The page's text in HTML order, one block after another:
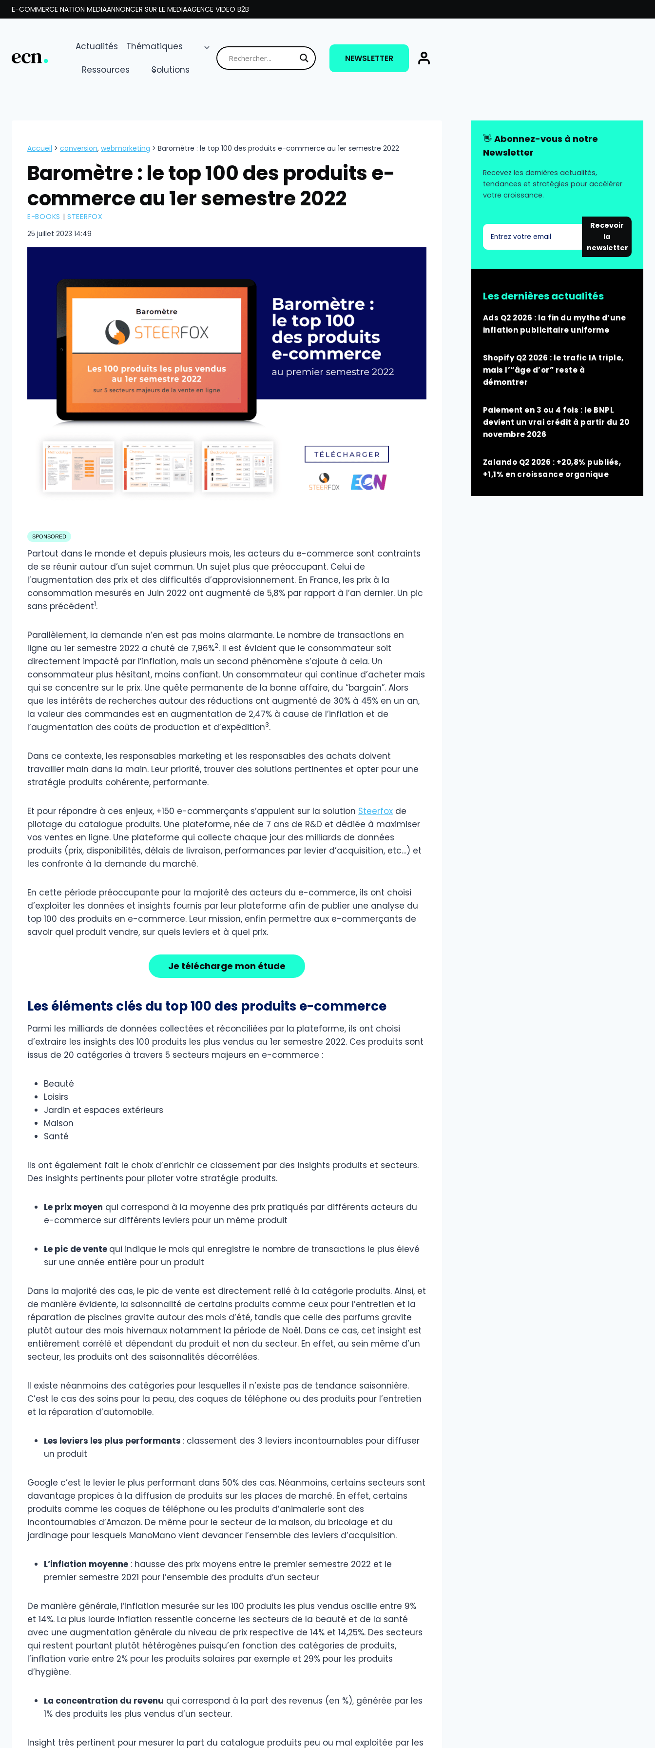
Aller
au
E-COMMERCE NATION MEDIAANNONCER SUR LE MEDIAAGENCE VIDEO B2B
Actualités
Thématiques
Ressources
Solutions
NEWSLETTER
Accueil > conversion, webmarketing > Baromètre : le top 100 des produits e-commerce au 1er semestre 2022
Baromètre : le top 100 des produits e-
commerce au 1er semestre 2022
E-BOOKS |STEERFOX
25 juillet 2023 14:49
SPONSORED
Partout dans le monde et depuis plusieurs mois, les acteurs du e-commerce sont contraints
de se réunir autour d’un sujet commun. Un sujet plus que préoccupant. Celui de
l’augmentation des prix et des difficultés d’approvisionnement. En France, les prix à la
consommation mesurés en Juin 2022 ont augmenté de 5,8% par rapport à l’an dernier. Un pic
sans précédent1.
Parallèlement, la demande n’en est pas moins alarmante. Le nombre de transactions en
ligne au 1er semestre 2022 a chuté de 7,96%2. Il est évident que le consommateur soit
directement impacté par l’inflation, mais un second phénomène s’ajoute à cela. Un
consommateur plus hésitant, moins confiant. Un consommateur qui continue d’acheter mais
qui se concentre sur le prix. Une quête permanente de la bonne affaire, du “bargain”. Alors
que les intérêts de recherches autour des réductions ont augmenté de 30% à 45% en un an,
la valeur des commandes est en augmentation de 2,47% à cause de l’inflation et de
l’augmentation des coûts de production et d’expédition3.
Dans ce contexte, les responsables marketing et les responsables des achats doivent
travailler main dans la main. Leur priorité, trouver des solutions pertinentes et opter pour une
stratégie produits cohérente, performante.
Et pour répondre à ces enjeux, +150 e-commerçants s’appuient sur la solution Steerfox de
pilotage du catalogue produits. Une plateforme, née de 7 ans de R&D et dédiée à maximiser
vos ventes en ligne. Une plateforme qui collecte chaque jour des milliards de données
produits (prix, disponibilités, délais de livraison, performances par levier d’acquisition, etc…) et
les confronte à la demande du marché.
En cette période préoccupante pour la majorité des acteurs du e-commerce, ils ont choisi
d’exploiter les données et insights fournis par leur plateforme afin de publier une analyse du
top 100 des produits en e-commerce. Leur mission, enfin permettre aux e-commerçants de
savoir quel produit vendre, sur quels leviers et à quel prix.
Je télécharge mon étude
Les éléments clés du top 100 des produits e-commerce
Parmi les milliards de données collectées et réconciliées par la plateforme, ils ont choisi
d’extraire les insights des 100 produits les plus vendus au 1er semestre 2022. Ces produits sont
issus de 20 catégories à travers 5 secteurs majeurs en e-commerce :
Beauté
Loisirs
Jardin et espaces extérieurs
Maison
Santé
Ils ont également fait le choix d’enrichir ce classement par des insights produits et secteurs.
Des insights pertinents pour piloter votre stratégie produits.
Le prix moyen qui correspond à la moyenne des prix pratiqués par différents acteurs du
e-commerce sur différents leviers pour un même produit
Le pic de vente qui indique le mois qui enregistre le nombre de transactions le plus élevé
sur une année entière pour un produit
Dans la majorité des cas, le pic de vente est directement relié à la catégorie produits. Ainsi, et
de manière évidente, la saisonnalité de certains produits comme ceux pour l’entretien et la
réparation de piscines gravite autour des mois d’été, tandis que celle des parfums gravite
plutôt autour des mois hivernaux notamment la période de Noël. Dans ce cas, cet insight est
entièrement corrélé et dépendant du produit et non du secteur. En effet, au sein même d’un
secteur, les produits ont des saisonnalités décorrélées.
Il existe néanmoins des catégories pour lesquelles il n’existe pas de tendance saisonnière.
C’est le cas des soins pour la peau, des coques de téléphone ou des produits pour l’entretien
et la réparation d’automobile.
Les leviers les plus performants : classement des 3 leviers incontournables pour diffuser
un produit
Google c’est le levier le plus performant dans 50% des cas. Néanmoins, certains secteurs sont
davantage propices à la diffusion de produits sur les places de marché. En effet, certains
produits comme les coques de téléphone ou les produits d’animalerie sont des
incontournables d’Amazon. De même pour le secteur de la maison, du bricolage et du
jardinage pour lesquels ManoMano vient devancer l’ensemble des leviers d’acquisition.
L’inflation moyenne : hausse des prix moyens entre le premier semestre 2022 et le
premier semestre 2021 pour l’ensemble des produits d’un secteur
De manière générale, l’inflation mesurée sur les 100 produits les plus vendus oscille entre 9%
et 14%. La plus lourde inflation ressentie concerne les secteurs de la beauté et de la santé
avec une augmentation générale du niveau de prix respective de 14% et 14,25%. Des secteurs
qui restent pourtant plutôt hétérogènes puisqu’en fonction des catégories de produits,
l’inflation varie entre 2% pour les produits solaires par exemple et 29% pour les produits
d’hygiène.
La concentration du revenu qui correspond à la part des revenus (en %), générée par les
1% des produits les plus vendus d’un secteur.
Insight très pertinent pour mesurer la part du catalogue produits peu ou mal exploitée par les
👋 Abonnez-vous à notre
Newsletter
Recevez les dernières actualités,
tendances et stratégies pour accélérer
votre croissance.
Recevoir
la
newsletter
Les dernières actualités
Ads Q2 2026 : la fin du mythe d’une
inflation publicitaire uniforme
Shopify Q2 2026 : le trafic IA triple,
mais l’“âge d’or” reste à
démontrer
Paiement en 3 ou 4 fois : le BNPL
devient un vrai crédit à partir du 20
novembre 2026
Zalando Q2 2026 : +20,8% publiés,
+1,1% en croissance organique